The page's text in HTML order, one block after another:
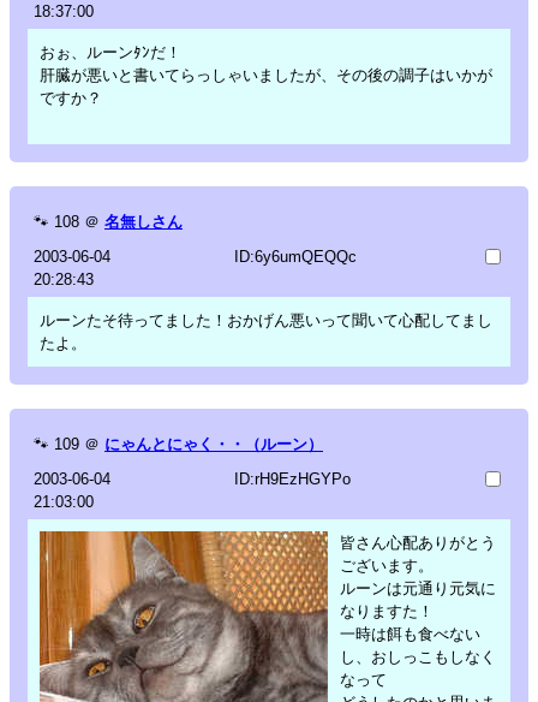
18:37:00
おぉ、ルーンﾀﾝだ！
肝臓が悪いと書いてらっしゃいましたが、その後の調子はいかが
ですか？
🐾 108 ＠ 名無しさん
2003-06-04
20:28:43
ID:6y6umQEQQc
ルーンたそ待ってました！おかげん悪いって聞いて心配してまし
たよ。
🐾 109 ＠ にゃんとにゃく・・（ルーン）
2003-06-04
21:03:00
ID:rH9EzHGYPo
皆さん心配ありがとう
ございます。
ルーンは元通り元気に
なりますた！
一時は餌も食べない
し、おしっこもしなく
なって